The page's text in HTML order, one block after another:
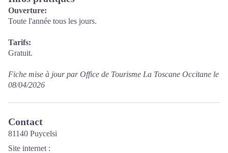
Ouverture:
Toute l'année tous les jours.
Tarifs:
Gratuit.
Fiche mise à jour par Office de Tourisme La Toscane Occitane le
08/04/2026
Contact
81140 Puycelsi
Site internet :